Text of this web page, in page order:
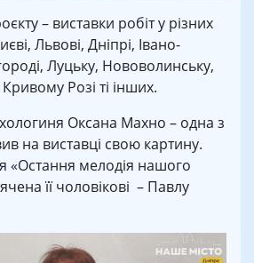
– виставки робіт у різних
Львові, Дніпрі, Івано-
Луцьку, Нововолинську,
Розі ті інших.
Оксана Махно – одна з
на виставці свою картину.
«Остання мелодія нашого
її чоловікові – Павлу